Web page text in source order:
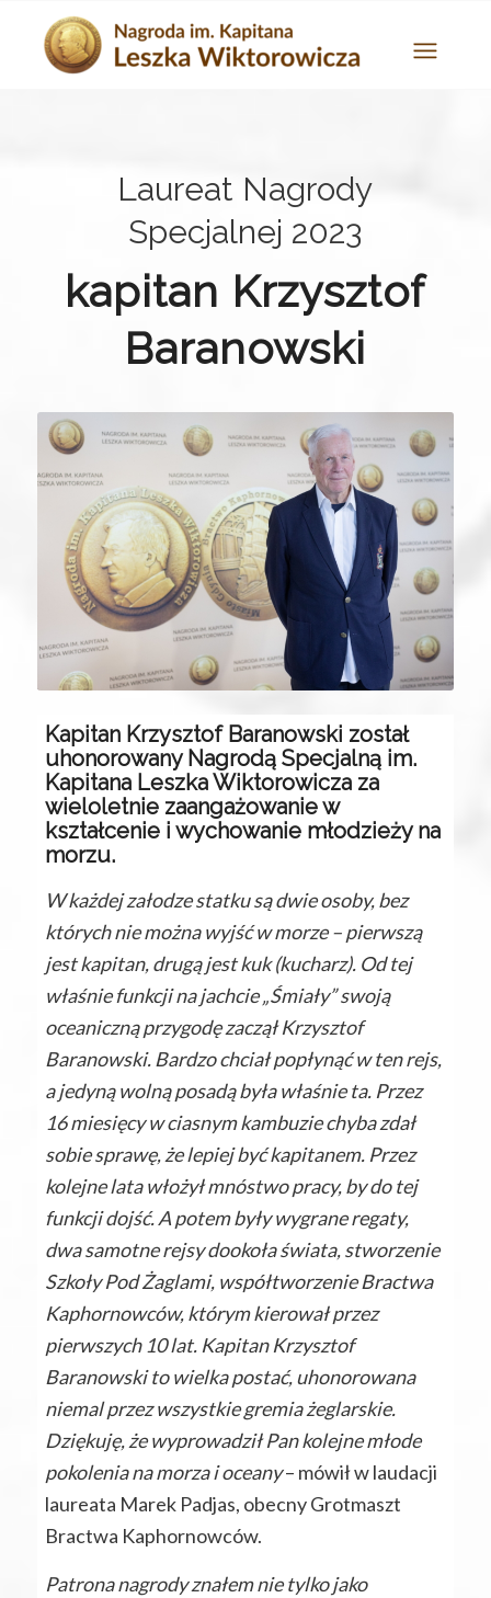
Laureat Nagrody
Specjalnej 2023
kapitan Krzysztof
Baranowski
Kapitan Krzysztof Baranowski został
uhonorowany Nagrodą Specjalną im.
Kapitana Leszka Wiktorowicza za
wieloletnie zaangażowanie w
kształcenie i wychowanie młodzieży na
morzu.
W każdej załodze statku są dwie osoby, bez
których nie można wyjść w morze – pierwszą
jest kapitan, drugą jest kuk (kucharz). Od tej
właśnie funkcji na jachcie „Śmiały” swoją
oceaniczną przygodę zaczął Krzysztof
Baranowski. Bardzo chciał popłynąć w ten rejs,
a jedyną wolną posadą była właśnie ta. Przez
16 miesięcy w ciasnym kambuzie chyba zdał
sobie sprawę, że lepiej być kapitanem. Przez
kolejne lata włożył mnóstwo pracy, by do tej
funkcji dojść. A potem były wygrane regaty,
dwa samotne rejsy dookoła świata, stworzenie
Szkoły Pod Żaglami, współtworzenie Bractwa
Kaphornowców, którym kierował przez
pierwszych 10 lat. Kapitan Krzysztof
Baranowski to wielka postać, uhonorowana
niemal przez wszystkie gremia żeglarskie.
Dziękuję, że wyprowadził Pan kolejne młode
pokolenia na morza i oceany– mówił w laudacji
laureata Marek Padjas, obecny Grotmaszt
Bractwa Kaphornowców.
Patrona nagrody znałem nie tylko jako